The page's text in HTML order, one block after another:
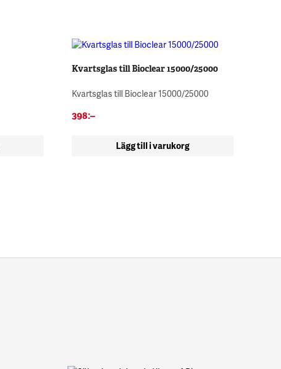
Kvartsglas till Bioclear 15000/25000
Kvartsglas till Bioclear 15000/25000
398:–
Lägg till i varukorg